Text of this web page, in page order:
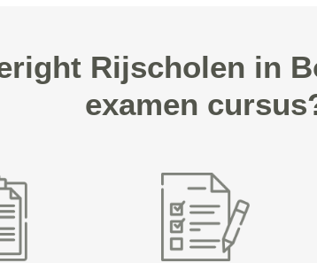
Rijscholen in
examen